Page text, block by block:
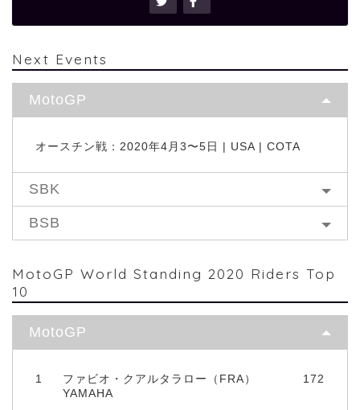
Next Events
MotoGP
オースチン戦：2020年4月3〜5日 | USA | COTA
SBK
BSB
MotoGP World Standing 2020 Riders Top
10
MotoGP
1
ファビオ・クアルタラロー（FRA）
YAMAHA
172